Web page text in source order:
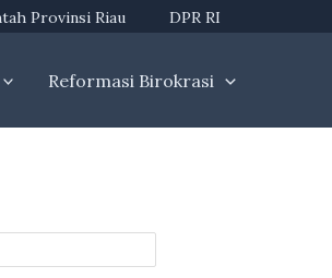
Provinsi Riau DPR RI
Reformasi Birokrasi